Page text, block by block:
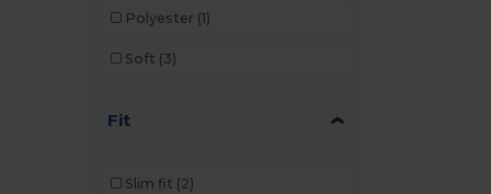
Build Your Brand
CamelBak
Carhartt
Polyester (1)
Soft (3)
Fit
Slim fit (2)